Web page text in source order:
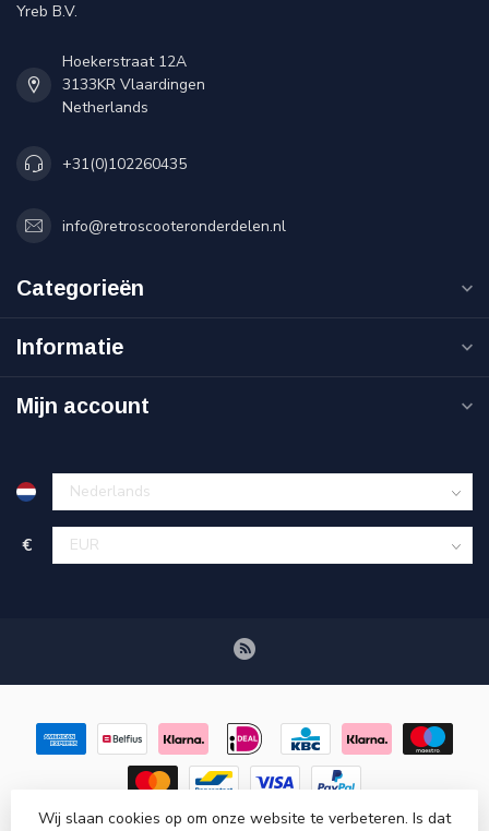
Yreb B.V.
Hoekerstraat 12A
3133KR Vlaardingen
Netherlands
+31(0)102260435
info@retroscooteronderdelen.nl
Categorieën
Informatie
Mijn account
€
© Copyright 2026 Retroscooteronderdelen.nl- Powered by
Wij slaan cookies op om onze website te verbeteren. Is dat